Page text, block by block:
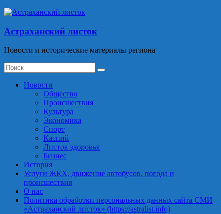
Астраханский листок
Новости и исторические материалы региона
Новости
Общество
Происшествия
Культура
Экономика
Спорт
Каспий
Листок здоровья
Бизнес
История
Услуги ЖКХ, движение автобусов, погода и
происшествия
О нас
Политика обработки персональных данных сайта СМИ
«Астраханский листок» (https://astralist.info)